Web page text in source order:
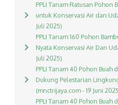
PPLI Tanam Ratusan Pohon
untuk Konservasi Air dan
Juli 2025)
PPLI Tanam 160 Pohon
Nyata Konservasi Air Dan
Juli 2025)
PPLI Tanam 40 Pohon Buah
Dukung Pelestarian
(mnctrijaya.com - 19 Juni
PPLI Tanam 40 Pohon Buah